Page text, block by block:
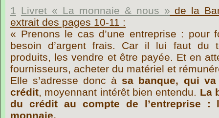
1 Livret « La monnaie & nous » de la
extrait des pages 10-11 :
« Prenons le cas d’une entreprise : pour
besoin d’argent frais. Car il lui faut du
produits, les vendre et être payée. Et en
fournisseurs, acheter du matériel et
Elle s’adresse donc à sa banque, qui
crédit, moyennant intérêt bien entendu. La
du crédit au compte de l’entreprise
monnaie.